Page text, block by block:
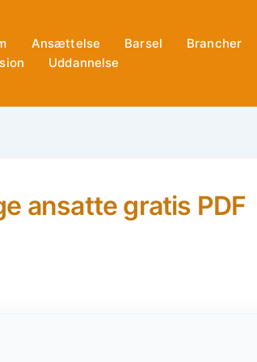
Ansættelse Barsel Brancher
Uddannelse
ansatte gratis PDF